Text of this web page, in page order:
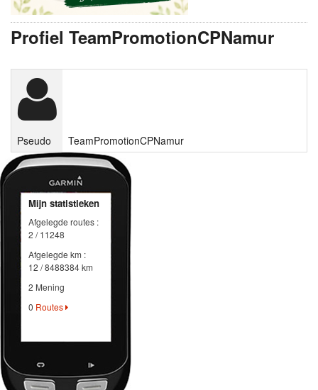
Profiel TeamPromotionCPNamur
Pseudo TeamPromotionCPNamur
Mijn statistieken
Afgelegde routes :
2 / 11248
Afgelegde km :
12 / 8488384 km
2 Mening
0 Routes